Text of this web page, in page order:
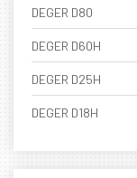
DEGER D80
DEGER D60H
DEGER D25H
DEGER D18H